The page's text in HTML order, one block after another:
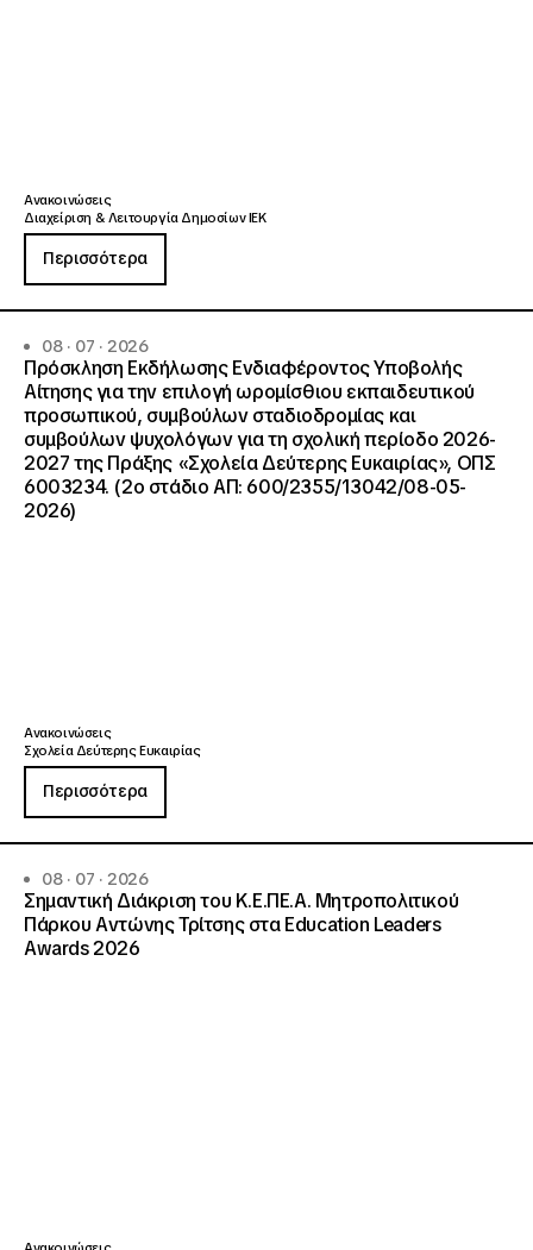
Ανακοινώσεις
Διαχείριση & Λειτουργία Δημοσίων ΙΕΚ
Περισσότερα
08 · 07 · 2026
Πρόσκληση Εκδήλωσης Ενδιαφέροντος Υποβολής
Αίτησης για την επιλογή ωρομίσθιου εκπαιδευτικού
προσωπικού, συμβούλων σταδιοδρομίας και
συμβούλων ψυχολόγων για τη σχολική περίοδο 2026-
2027 της Πράξης «Σχολεία Δεύτερης Ευκαιρίας», ΟΠΣ
6003234. (2ο στάδιο ΑΠ: 600/2355/13042/08-05-
2026)
Ανακοινώσεις
Σχολεία Δεύτερης Ευκαιρίας
Περισσότερα
08 · 07 · 2026
Σημαντική Διάκριση του Κ.Ε.ΠΕ.Α. Μητροπολιτικού
Πάρκου Αντώνης Τρίτσης στα Education Leaders
Awards 2026